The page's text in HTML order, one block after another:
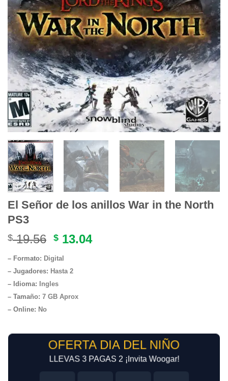
El Señor de los anillos War in the North
PS3
$19.56 Original
was:
$ 19.56.
$ 13.04Current
– Formato: Digital
– Jugadores: Hasta 2
– Idioma: Ingles
– Tamaño: 7 GB Aprox
– Online: No
OFERTA DIA DEL NIÑO
LLEVAS 3 PAGAS 2 ¡Invita Woogar!